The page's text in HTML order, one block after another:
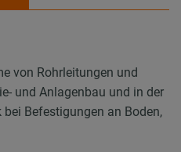
von Rohrleitungen und
und Anlagenbau und in der
Befestigungen an Boden,